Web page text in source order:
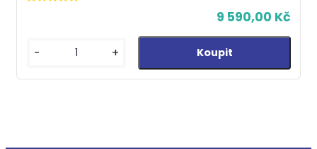
9 590,00 Kč
- +